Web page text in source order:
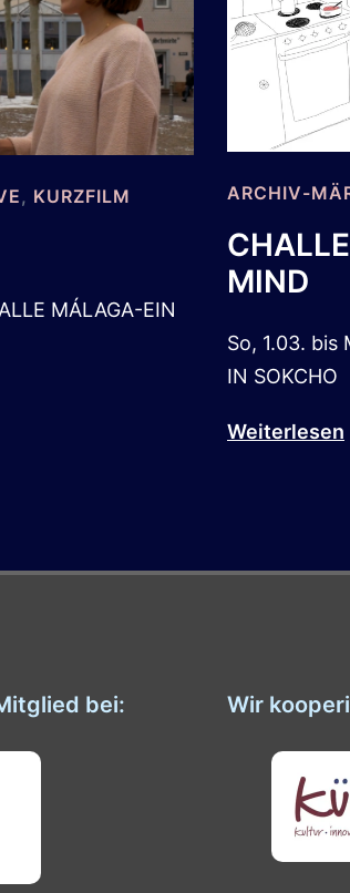
, KURZFILM
MÁLAGA-EIN
ARCHIV-
MIND
So, 1.03. bis
IN SOKCHO
Weiterlesen
bei: Wir